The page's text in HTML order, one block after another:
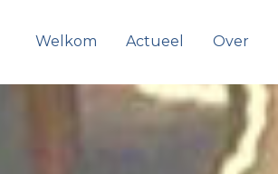
Welkom Actueel Over